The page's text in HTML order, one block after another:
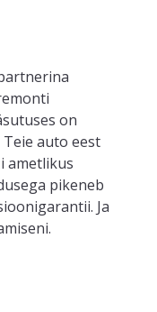
on
Teie auto eest
ametlikus
pikeneb
garantii. Ja
seni.